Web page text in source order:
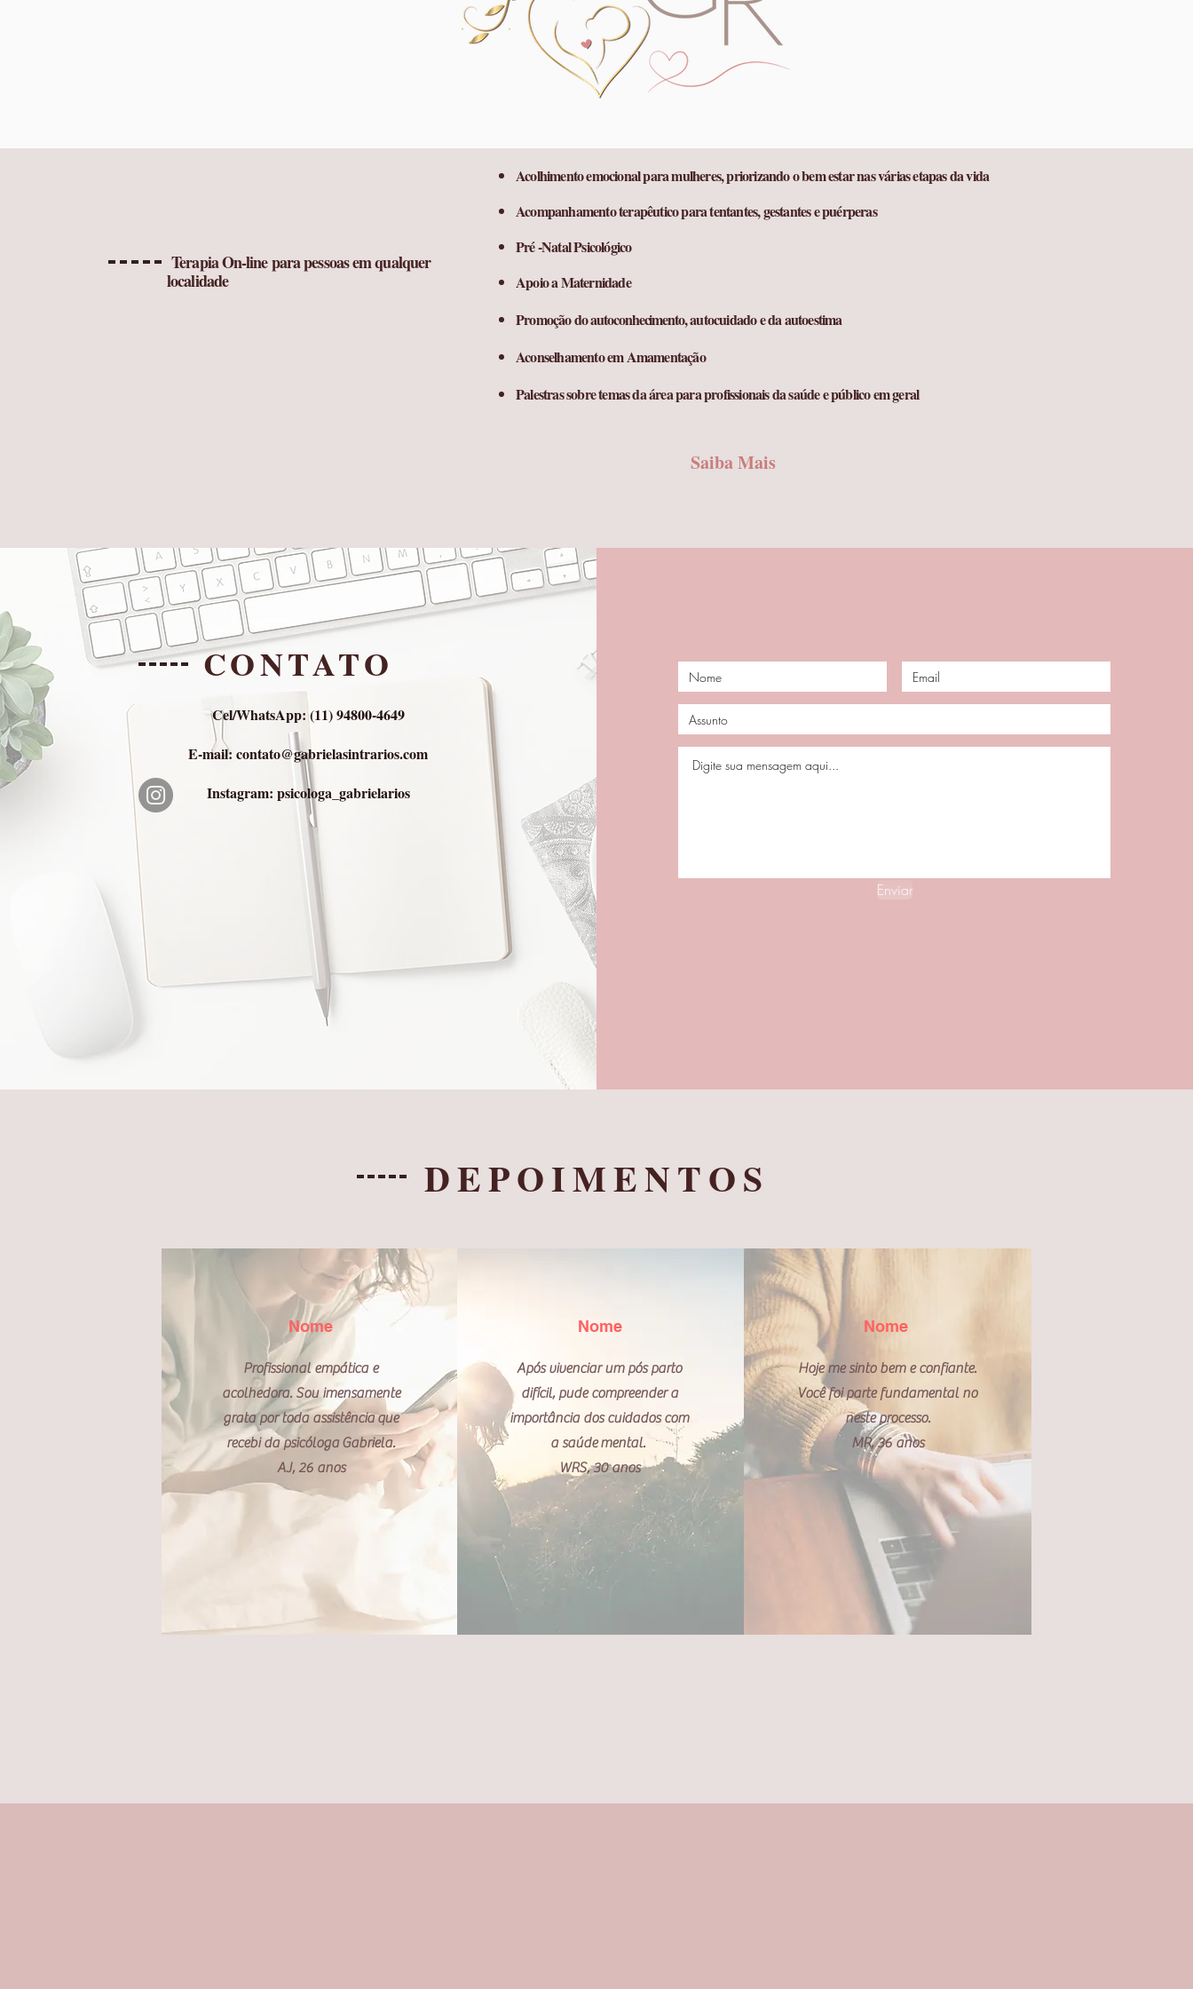
Terapia On-line para pessoas em qualquer
localidade
Acolhimento emocional para mulheres, priorizando o bem estar nas várias etapas da vida
Acompanhamento terapêutico para tentantes, gestantes e puérperas
Pré -Natal Psicológico
Apoio a Maternidade
Promoção doautoconhecimento, autocuidado e da autoestima
Aconselhamento em Amamentação
Palestras sobre temas da área para profissionais da saúde e público em geral
Saiba Mais
CONTATO
Cel/WhatsApp: (11) 94800-4649
E-mail: contato@gabrielasintrarios.com
Instagram: psicologa_gabrielarios
Enviar
DEPOIMENTOS
Nome
Profissional empática e
acolhedora. Sou imensamente
grata por todaassistênciaque
recebi dapsicóloga Gabriela.
AJ, 26 anos
Nome
Após vivenciar um pós parto
difícil, pude compreender a
importância dos cuidados com
a saúdemental.
WRS, 30 anos
Nome
Hoje me sinto bem e confiante.
Você foi parte fundamental no
neste processo.
MR, 36 anos